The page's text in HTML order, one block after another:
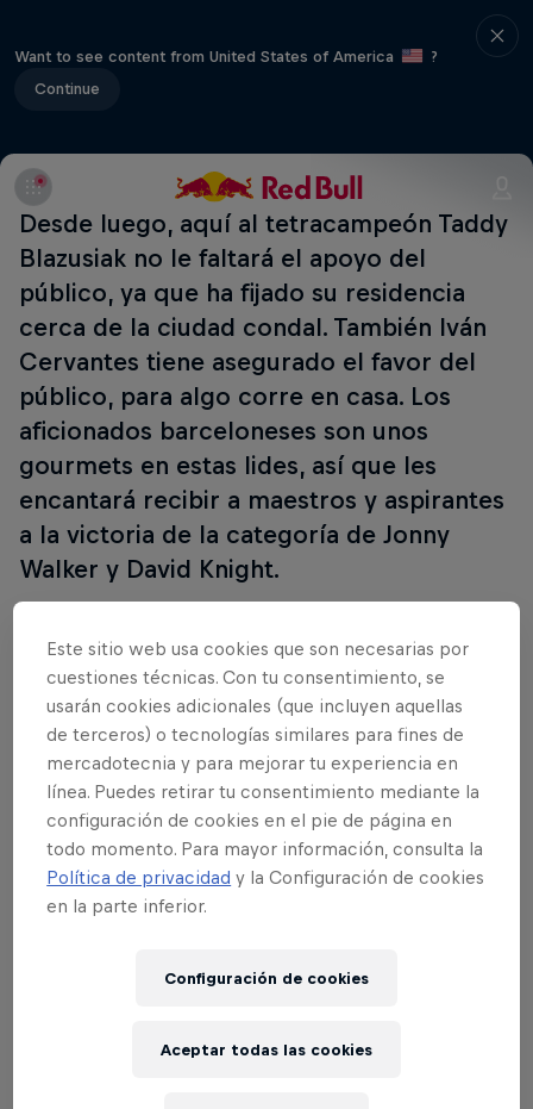
Want to see content from United States of America
?
Continue
Desde luego, aquí al tetracampeón Taddy
Blazusiak no le faltará el apoyo del
público, ya que ha fijado su residencia
cerca de la ciudad condal. También Iván
Cervantes tiene asegurado el favor del
público, para algo corre en casa. Los
aficionados barceloneses son unos
gourmets en estas lides, así que les
encantará recibir a maestros y aspirantes
a la victoria de la categoría de Jonny
Walker y David Knight.
Parte del evento
Jonny Walker
United Kingdom
Este sitio web usa cookies que son necesarias por
cuestiones técnicas. Con tu consentimiento, se
usarán cookies adicionales (que incluyen aquellas
de terceros) o tecnologías similares para fines de
mercadotecnia y para mejorar tu experiencia en
línea. Puedes retirar tu consentimiento mediante la
configuración de cookies en el pie de página en
todo momento. Para mayor información, consulta la
Política de privacidad y la Configuración de cookies
en la parte inferior.
Configuración de cookies
Aceptar todas las cookies